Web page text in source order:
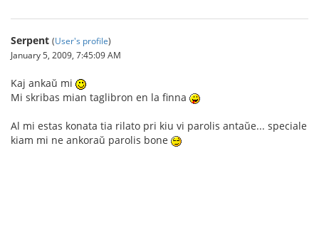
Serpent (User's profile)
January 5, 2009, 7:45:09 AM
Kaj ankaŭ mi
Mi skribas mian taglibron en la finna
Al mi estas konata tia rilato pri kiu vi parolis antaŭe... speciale
kiam mi ne ankoraŭ parolis bone